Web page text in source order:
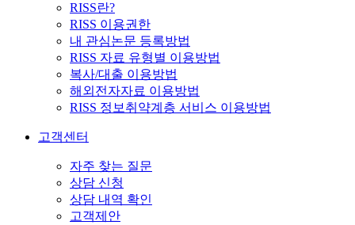
RISS란?
RISS 이용권한
내 관심논문 등록방법
RISS 자료 유형별 이용방법
복사/대출 이용방법
해외전자자료 이용방법
RISS 정보취약계층 서비스 이용방법
고객센터
자주 찾는 질문
상담 신청
상담 내역 확인
고객제안